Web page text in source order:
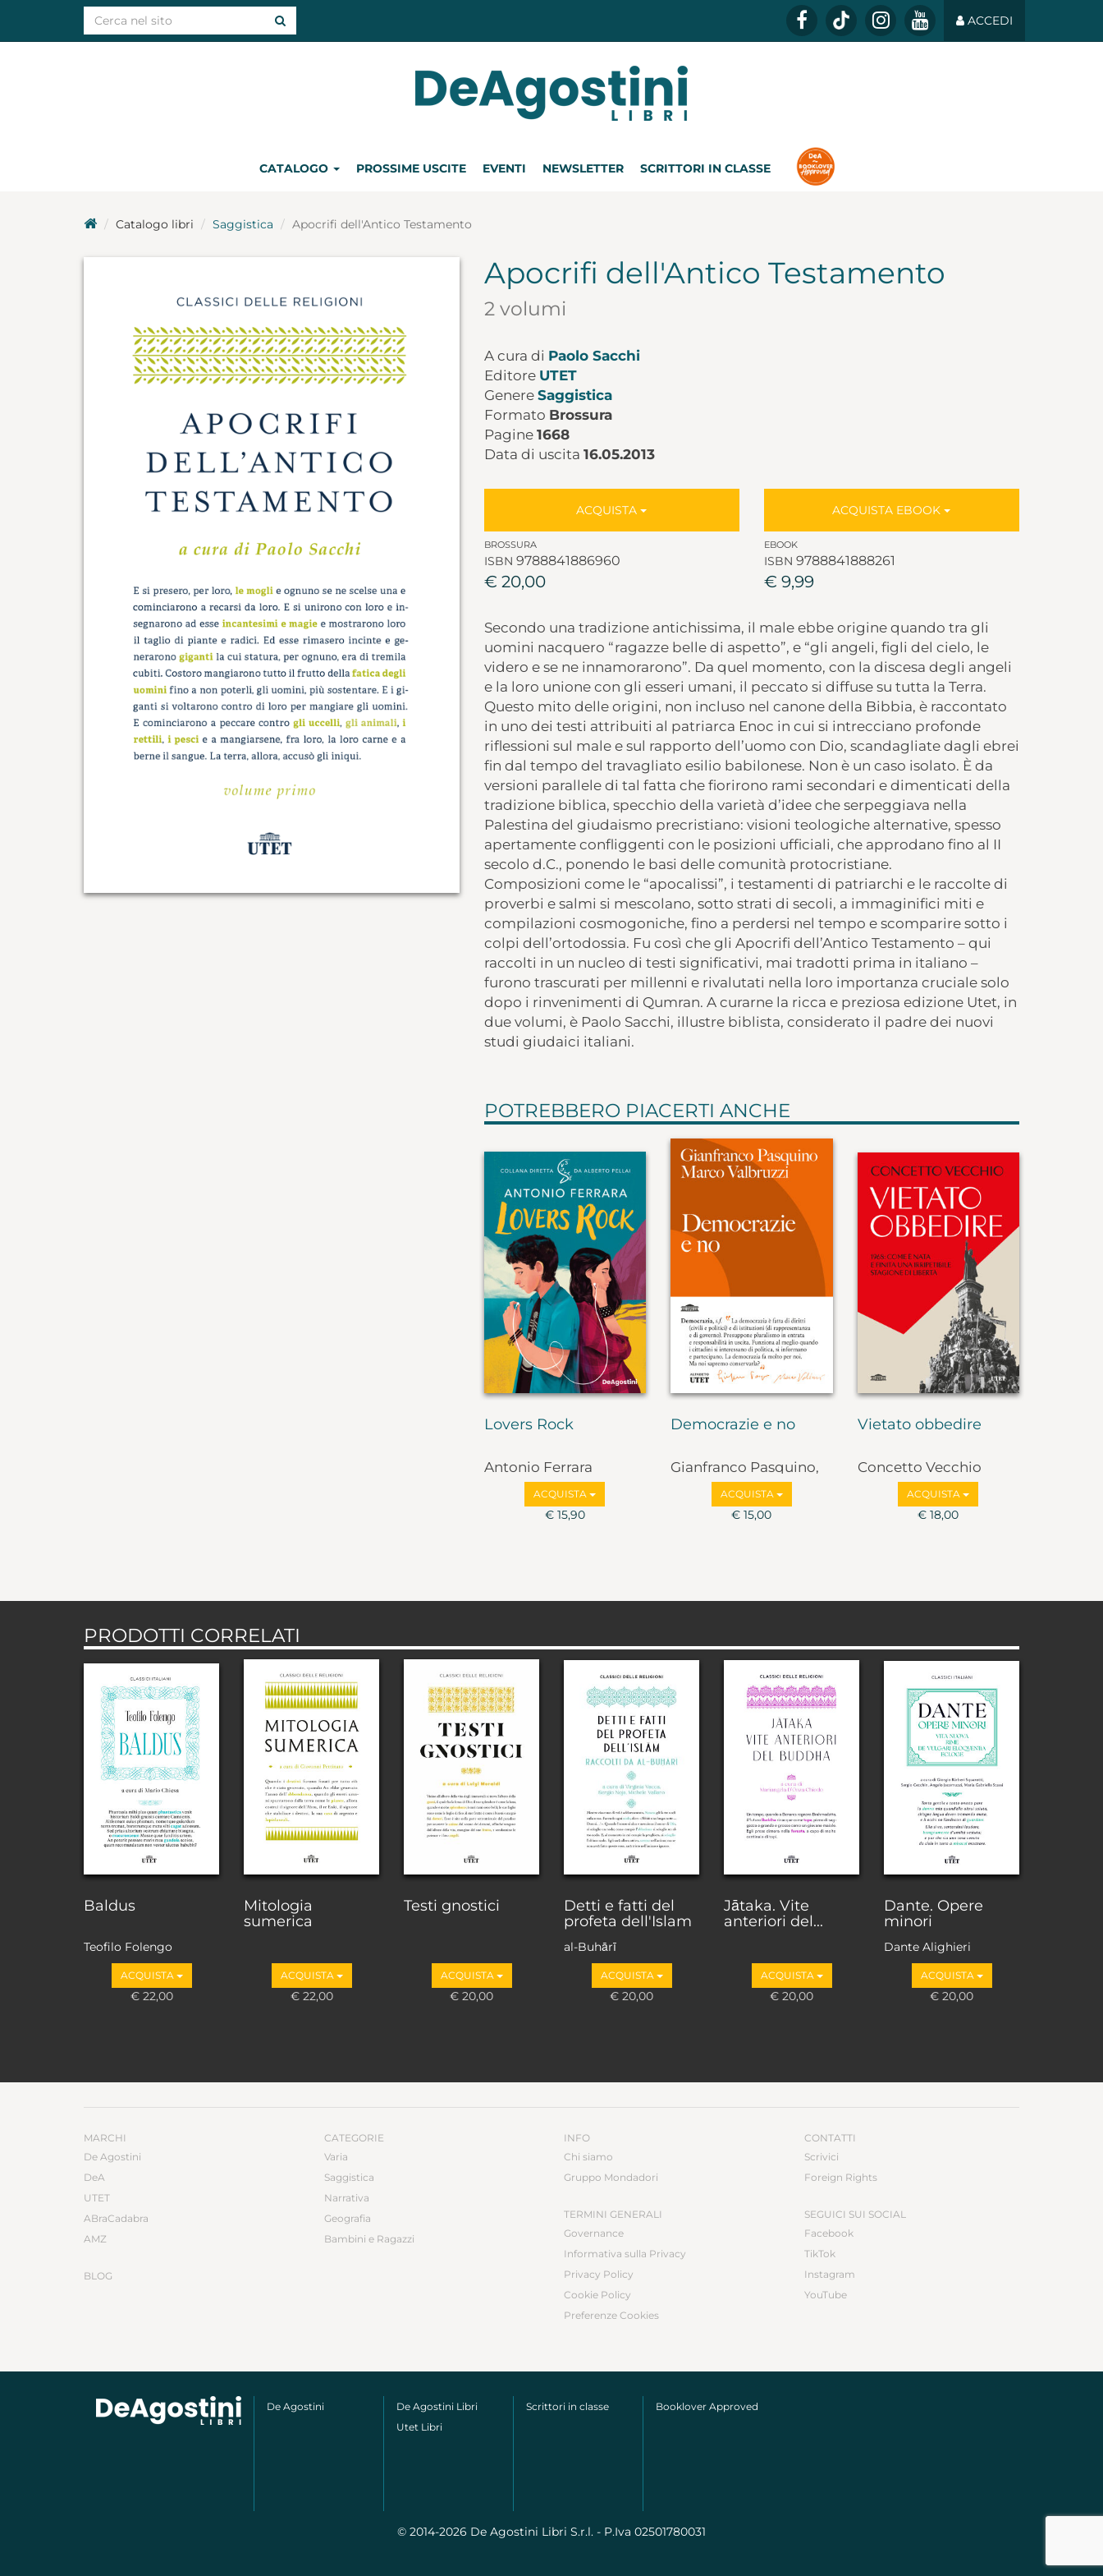
ACCEDI
CATALOGO PROSSIME USCITE EVENTI NEWSLETTER SCRITTORI IN CLASSE
Catalogo libri Saggistica Apocrifi dell'Antico Testamento
Apocrifi dell'Antico Testamento
2 volumi
A cura di Paolo Sacchi
Editore UTET
Genere Saggistica
Formato Brossura
Pagine 1668
Data di uscita 16.05.2013
ACQUISTA
BROSSURA
ISBN 9788841886960
€ 20,00
ACQUISTA EBOOK
EBOOK
ISBN 9788841888261
€ 9,99
Secondo una tradizione antichissima, il male ebbe origine quando tra gli
uomini nacquero “ragazze belle di aspetto”, e “gli angeli, figli del cielo, le
videro e se ne innamorarono”. Da quel momento, con la discesa degli angeli
e la loro unione con gli esseri umani, il peccato si diffuse su tutta la Terra.
Questo mito delle origini, non incluso nel canone della Bibbia, è raccontato
in uno dei testi attribuiti al patriarca Enoc in cui si intrecciano profonde
riflessioni sul male e sul rapporto dell’uomo con Dio, scandagliate dagli ebrei
fin dal tempo del travagliato esilio babilonese. Non è un caso isolato. È da
versioni parallele di tal fatta che fiorirono rami secondari e dimenticati della
tradizione biblica, specchio della varietà d’idee che serpeggiava nella
Palestina del giudaismo precristiano: visioni teologiche alternative, spesso
apertamente confliggenti con le posizioni ufficiali, che approdano fino al II
secolo d.C., ponendo le basi delle comunità protocristiane.
Composizioni come le “apocalissi”, i testamenti di patriarchi e le raccolte di
proverbi e salmi si mescolano, sotto strati di secoli, a immaginifici miti e
compilazioni cosmogoniche, fino a perdersi nel tempo e scomparire sotto i
colpi dell’ortodossia. Fu così che gli Apocrifi dell’Antico Testamento – qui
raccolti in un nucleo di testi significativi, mai tradotti prima in italiano –
furono trascurati per millenni e rivalutati nella loro importanza cruciale solo
dopo i rinvenimenti di Qumran. A curarne la ricca e preziosa edizione Utet, in
due volumi, è Paolo Sacchi, illustre biblista, considerato il padre dei nuovi
studi giudaici italiani.
POTREBBERO PIACERTI ANCHE
Lovers Rock
Antonio Ferrara
ACQUISTA
€ 15,90
Democrazie e no
Gianfranco Pasquino,
Marco Valbruzzi
ACQUISTA
€ 15,00
Vietato obbedire
Concetto Vecchio
ACQUISTA
€ 18,00
PRODOTTI CORRELATI
Baldus
Teofilo Folengo
ACQUISTA
€ 22,00
Mitologia
sumerica
ACQUISTA
€ 22,00
Testi gnostici
ACQUISTA
€ 20,00
Detti e fatti del
profeta dell'Islam
al-Buhārī
ACQUISTA
€ 20,00
Jātaka. Vite
anteriori del...
ACQUISTA
€ 20,00
Dante. Opere
minori
Dante Alighieri
ACQUISTA
€ 20,00
MARCHI
De Agostini
DeA
UTET
ABraCadabra
AMZ
BLOG
CATEGORIE
Varia
Saggistica
Narrativa
Geografia
Bambini e Ragazzi
INFO
Chi siamo
Gruppo Mondadori
TERMINI GENERALI
Governance
Informativa sulla Privacy
Privacy Policy
Cookie Policy
Preferenze Cookies
CONTATTI
Scrivici
Foreign Rights
SEGUICI SUI SOCIAL
Facebook
TikTok
Instagram
YouTube
De Agostini
De Agostini Libri
Utet Libri
Scrittori in classe Booklover Approved
© 2014-2026 De Agostini Libri S.r.l. - P.Iva 02501780031